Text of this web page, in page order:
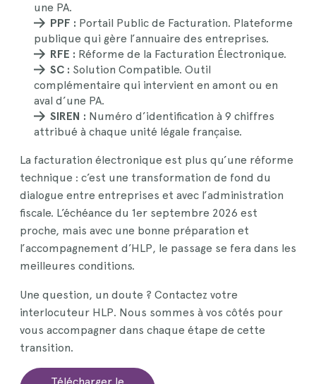
une PA.
PPF : Portail Public de Facturation. Plateforme
publique qui gère l’annuaire des entreprises.
RFE : Réforme de la Facturation Électronique.
SC : Solution Compatible. Outil
complémentaire qui intervient en amont ou en
aval d’une PA.
SIREN : Numéro d’identification à 9 chiffres
attribué à chaque unité légale française.
La facturation électronique est plus qu’une réforme
technique : c’est une transformation de fond du
dialogue entre entreprises et avec l’administration
fiscale. L’échéance du 1er septembre 2026 est
proche, mais avec une bonne préparation et
l’accompagnement d’HLP, le passage se fera dans les
meilleures conditions.
Une question, un doute ? Contactez votre
interlocuteur HLP. Nous sommes à vos côtés pour
vous accompagner dans chaque étape de cette
transition.